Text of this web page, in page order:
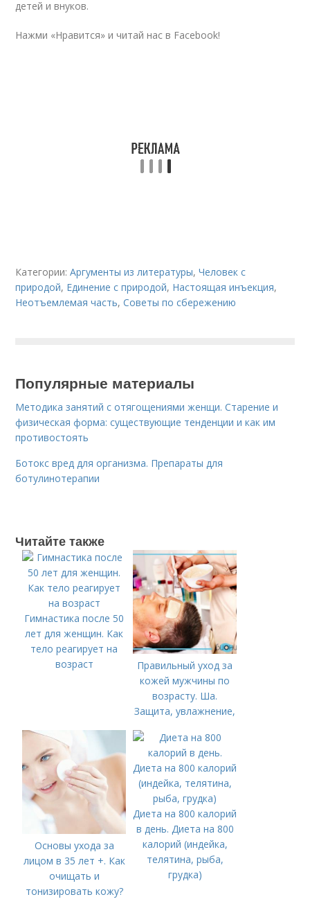
детей и внуков.
Нажми «Нравится» и читай нас в Facebook!
Категории:Аргументы из литературы,Человек с
природой, Единение с природой, Настоящая инъекция,
Неотъемлемая часть,Советы по сбережению
Популярные материалы
Методика занятий с отягощениями женщи. Старение и
физическая форма: существующие тенденции и как им
противостоять
Ботокс вред для организма. Препараты для
ботулинотерапии
Читайте также
Гимнастика после 50
лет для женщин. Как
тело реагирует на
возраст
Правильный уход за
кожей мужчины по
возрасту. Ша.
Защита, увлажнение,
Основы ухода за
лицом в 35 лет +. Как
очищать и
тонизировать кожу?
Диета на 800 калорий
в день. Диета на 800
калорий (индейка,
телятина, рыба,
грудка)